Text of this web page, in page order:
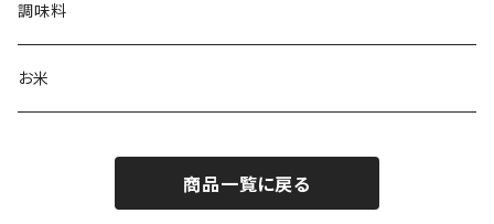
調味料
お米
商品一覧に戻る